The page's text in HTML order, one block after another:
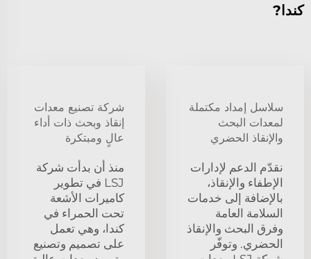
كندا?
سلاسل إمداد مكتملة
لمعدات البحث
والإنقاذ الحضري
نقدّم الدعم لإدارات
الإطفاء والإنقاذ،
بالإضافة إلى خدمات
السلامة العامة
وفرق البحث والإنقاذ
الحضري. وتوفّر
شركة تصنيع معدات
إنقاذ وبحث ذات أداء
عالٍ ومبتكرة
منذ أن بدأت شركة
LSJ في تطوير
كاميرات الأشعة
تحت الحمراء في
كندا، وهي تعمل
على تصميم وتصنيع